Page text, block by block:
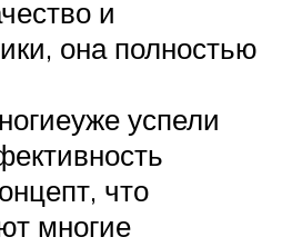
и
она полностью
успели
что
многие